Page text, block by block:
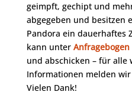
geimpft, gechipt und
abgegeben und besitzen
Pandora ein dauerhaftes
kann unter Anfragebogen
und abschicken – für alle
Informationen melden
Vielen Dank!